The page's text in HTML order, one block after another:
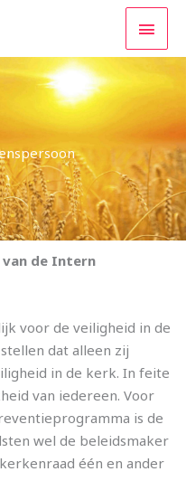
van de Intern
voor de veiligheid in de
dat alleen zij
in de kerk. In feite
van iedereen. Voor
is de
wel de beleidsmaker
één en ander